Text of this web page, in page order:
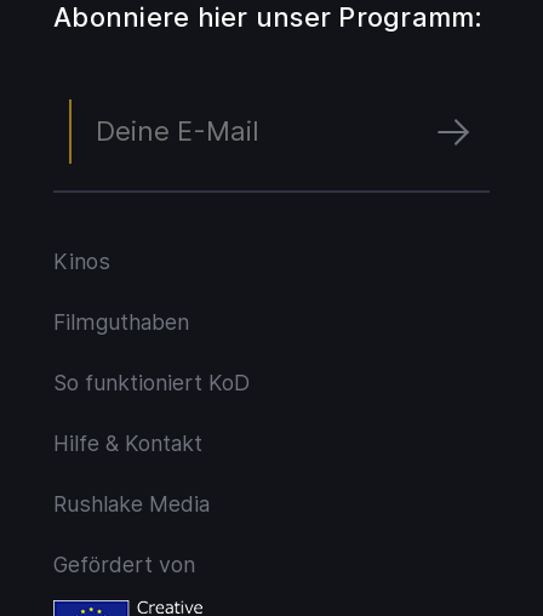
Abonniere hier unser Programm:
Kinos
Filmguthaben
So funktioniert KoD
Hilfe & Kontakt
Rushlake Media
Gefördert von